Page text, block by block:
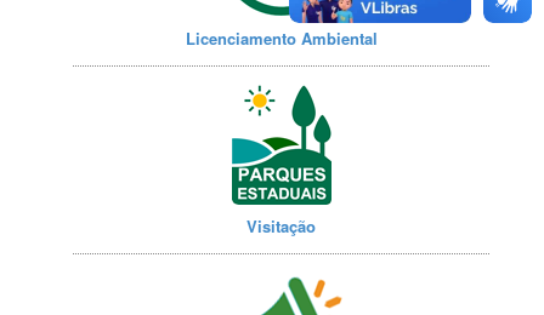
Licenciamento Ambiental
Visitação